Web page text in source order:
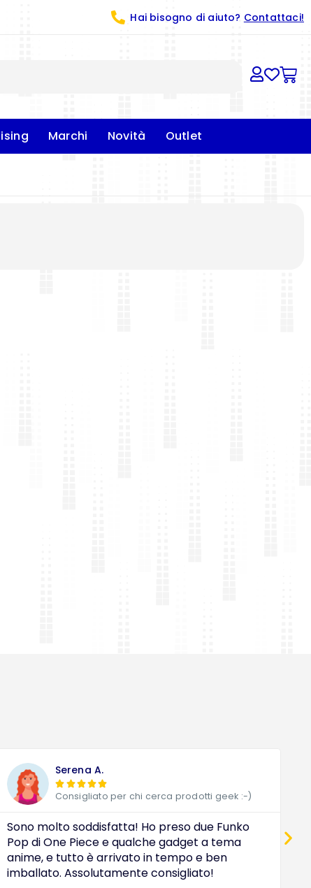
Hai bisogno di aiuto? Contattaci!
Marchi Novità Outlet
Serena A.
 
Consigliato per chi cerca prodotti geek :-)
Sono molto soddisfatta! Ho preso due Funko
Pop di One Piece e qualche gadget a tema
anime, e tutto è arrivato in tempo e ben
imballato. Assolutamente consigliato!